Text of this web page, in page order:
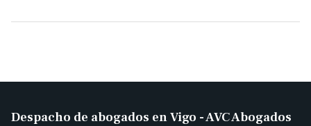
Despacho de abogados en Vigo - AVC Abogados